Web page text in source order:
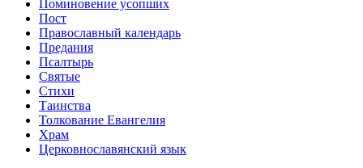
Поминовение усопших
Пост
Православный календарь
Предания
Псалтырь
Святые
Стихи
Таинства
Толкование Евангелия
Храм
Церковнославянский язык